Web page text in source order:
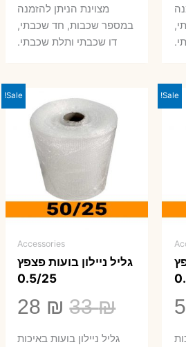
היה:
66 ₪.
₪.
מצוינת הניתן להזמנה
במספר שכבות, חד שכבתי,
דו שכבתי ותלת שכבתי.
Sale!
הנוכחי
Sale!
Accessories
גליל ניילון בועות פצפץ
0.5/25
33₪
המחיר
המקורי
28 ₪
גליל ניילון בועות באיכות